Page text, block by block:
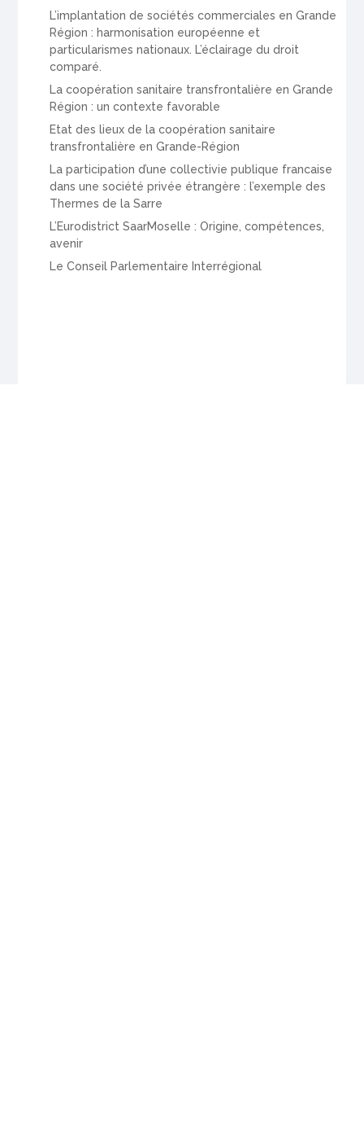
L’implantation de sociétés commerciales en Grande
Région : harmonisation européenne et
particularismes nationaux. L’éclairage du droit
comparé.
La coopération sanitaire transfrontalière en Grande
Région : un contexte favorable
Etat des lieux de la coopération sanitaire
transfrontalière en Grande-Région
La participation d’une collectivie publique francaise
dans une société privée étrangère : l’exemple des
Thermes de la Sarre
L’Eurodistrict SaarMoselle : Origine, compétences,
avenir
Le Conseil Parlementaire Interrégional